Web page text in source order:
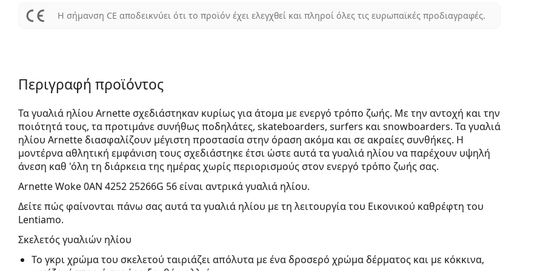
Η σήμανση CE αποδεικνύει ότι το προϊόν έχει ελεγχθεί και πληροί όλες τις ευρωπαϊκές προδιαγραφές.
Περιγραφή προϊόντος
Τα γυαλιά ηλίου Arnette σχεδιάστηκαν κυρίως για άτομα με ενεργό τρόπο ζωής. Με την αντοχή και την
ποιότητά τους, τα προτιμάνε συνήθως ποδηλάτες, skateboarders, surfers και snowboarders. Τα γυαλιά
ηλίου Arnette διασφαλίζουν μέγιστη προστασία στην όραση ακόμα και σε ακραίες συνθήκες. Η
μοντέρνα αθλητική εμφάνιση τους σχεδιάστηκε έτσι ώστε αυτά τα γυαλιά ηλίου να παρέχουν υψηλή
άνεση καθ 'όλη τη διάρκεια της ημέρας χωρίς περιορισμούς στον ενεργό τρόπο ζωής σας.
Arnette Woke 0AN 4252 25266G 56είναι αντρικά γυαλιά ηλίου.
Δείτε πώς φαίνονται πάνω σας αυτά τα γυαλιά ηλίου με τη λειτουργία του Εικονικού καθρέφτη του
Lentiamo.
Σκελετός γυαλιών ηλίου
Το γκρι χρώμα του σκελετού ταιριάζει απόλυτα με ένα δροσερό χρώμα δέρματος και με κόκκινα,